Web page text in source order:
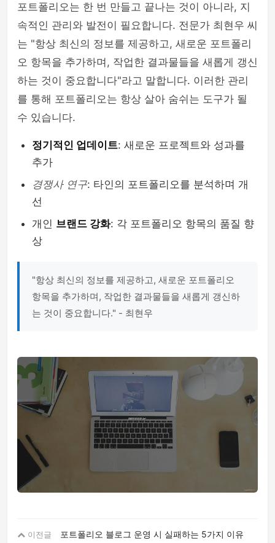
포트폴리오는 한 번 만들고 끝나는 것이 아니라, 지
속적인 관리와 발전이 필요합니다. 전문가 최현우 씨
는 "항상 최신의 정보를 제공하고, 새로운 포트폴리
오 항목을 추가하며, 작업한 결과물들을 새롭게 갱신
하는 것이 중요합니다"라고 말합니다. 이러한 관리
를 통해 포트폴리오는 항상 살아 숨쉬는 도구가 될
수 있습니다.
정기적인 업데이트: 새로운 프로젝트와 성과를
추가
경쟁사 연구: 타인의 포트폴리오를 분석하며 개
선
개인 브랜드 강화: 각 포트폴리오 항목의 품질 향
상
"항상 최신의 정보를 제공하고, 새로운 포트폴리오
항목을 추가하며, 작업한 결과물들을 새롭게 갱신하
는 것이 중요합니다." - 최현우
이전글
포트폴리오 블로그 운영 시 실패하는 5가지 이유